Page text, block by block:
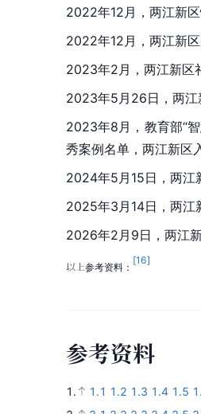
2022年12月，两江新
2022年12月，两江新
2023年2月，两江新区
2023年5月26日，两江
2023年8月，教育部“
秀案例名单，两江新区
2024年5月15日，两江
2025年3月14日，两江
2026年2月9日，两江
以上参考资料：
[16]
参考资料
1. 1.1 1.2 1.3 1.4 1.5